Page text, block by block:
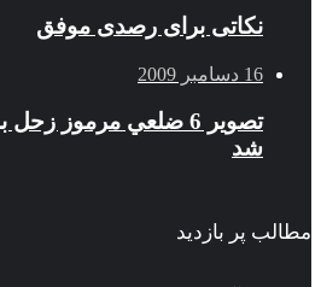
نکاتی برای رصدی موفق
16 دسامبر 2009
تصوير 6 ضلعي مرموز
شد
مطالب پر بازدید